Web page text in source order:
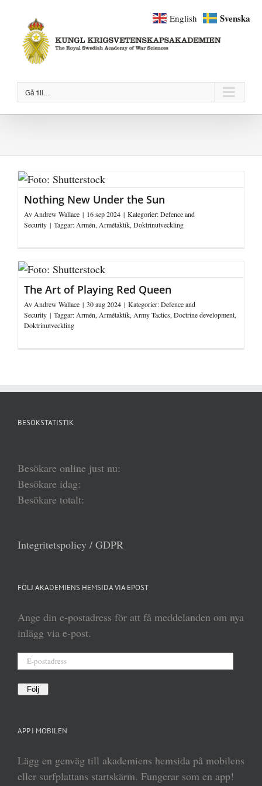
innehållet
Gå till…
Nothing New Under the Sun
AvAndrew Wallace | 16 sep 2024 | Kategorier:Defence and
Security | Taggar:Armén,Armétaktik,Doktrinutveckling
The Art of Playing Red Queen
AvAndrew Wallace | 30 aug 2024 | Kategorier:Defence and
Security | Taggar:Armén,Armétaktik,Army Tactics,Doctrine development,
Doktrinutveckling
BESÖKSTATISTIK
Besökare online just nu:
Besökare idag:
Besökare totalt:
Integritetspolicy / GDPR
FÖLJ AKADEMIENS HEMSIDA VIA EPOST
Ange din e-postadress för att få meddelanden om nya
inlägg via e-post.
postadress
Följ
APP I MOBILEN
Lägg en genväg till akademiens hemsida på mobilens
eller surfplattans startskärm. Fungerar som en app!
English Svenska